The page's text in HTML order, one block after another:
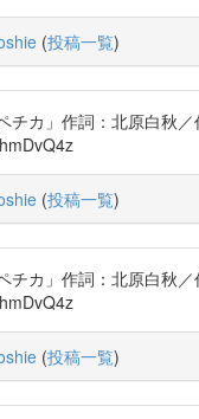
(投稿一覧)
チカ」作詞：北原白秋
(投稿一覧)
チカ」作詞：北原白秋
(投稿一覧)